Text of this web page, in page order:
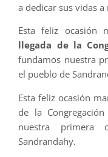
a dedicar sus vidas
Esta feliz ocasión
llegada de la
fundamos nuestra
el pueblo de
Esta feliz ocasión
de la
nuestra primera
Sandrandahy.